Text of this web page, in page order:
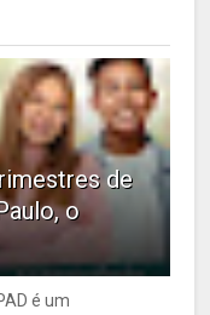
de
o
é um